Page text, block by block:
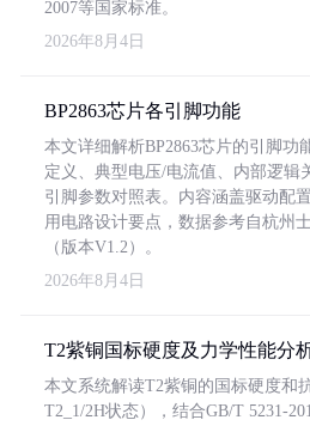
2007等国家标准。
2026年8月4日
BP2863芯片各引脚功能
本文详细解析BP2863芯片的引脚功
定义、典型电压/电流值、内部逻辑
引脚参数对照表。内容涵盖驱动配
用电路设计要点，数据参考自杭州
（版本V1.2）。
2026年8月4日
T2紫铜国标硬度及力学性能分
本文系统解读T2紫铜的国标硬度和
T2_1/2H状态），结合GB/T 5231-